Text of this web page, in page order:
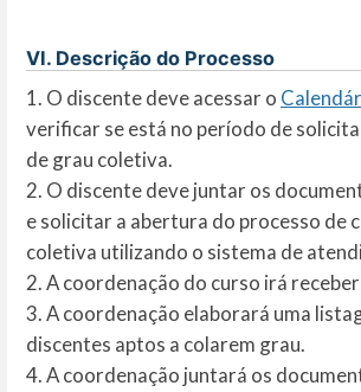
VI. Descrição do Processo
1. O discente deve acessar o
verificar se está no período de
de grau coletiva.
2. O discente deve juntar os
e solicitar a abertura do processo de
coletiva utilizando o sistema de
2. A coordenação do curso irá
3. A coordenação elaborará uma
discentes aptos a colarem grau.
4. A coordenação juntará os